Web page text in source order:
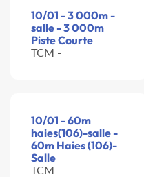
10/01 - 3 000m -
salle - 3 000m
Piste Courte
TCM -
10/01 - 60m
haies(106)-salle -
60m Haies (106)-
Salle
TCM -